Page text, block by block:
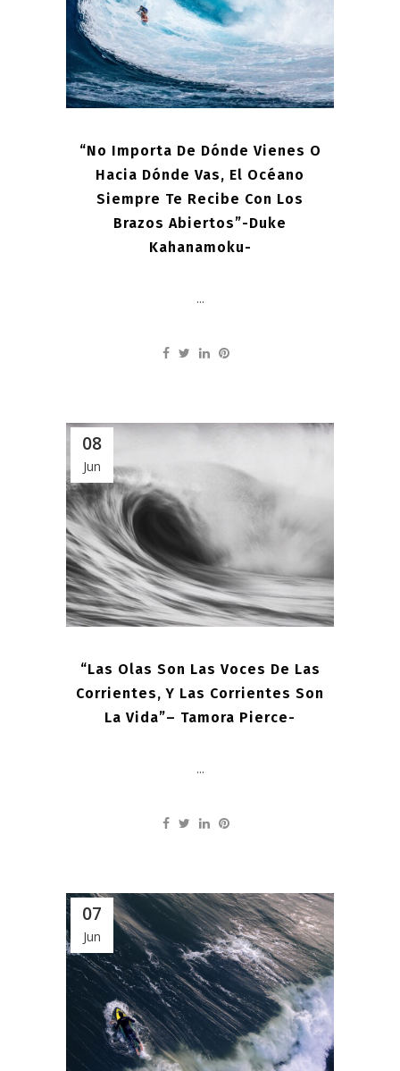
“No Importa De Dónde Vienes O
Hacia Dónde Vas, El Océano
Siempre Te Recibe Con Los
Brazos Abiertos”-Duke
Kahanamoku-
...
08
Jun
“Las Olas Son Las Voces De Las
Corrientes, Y Las Corrientes Son
La Vida”– Tamora Pierce-
...
07
Jun